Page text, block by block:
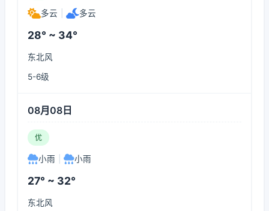
多云 多云
28° ~ 34°
东北风
5-6级
08月08日
优
小雨 小雨
27° ~ 32°
东北风